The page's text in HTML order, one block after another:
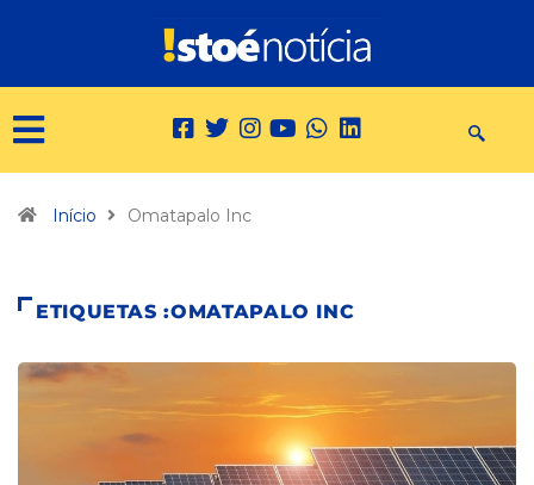
Início Omatapalo Inc
ETIQUETAS :OMATAPALO INC